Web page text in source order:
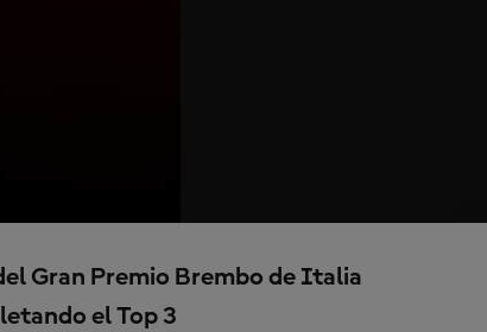
Gran Premio Brembo de Italia
el Top 3